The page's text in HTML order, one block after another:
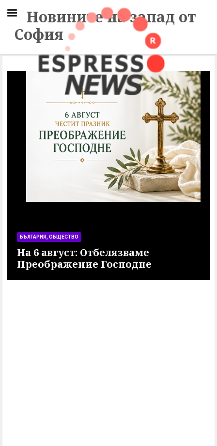
Новините на запад от
София
БЪЛГАРИЯ, ОБЩЕСТВО
На 6 август: Отбелязваме
Преображение Господне